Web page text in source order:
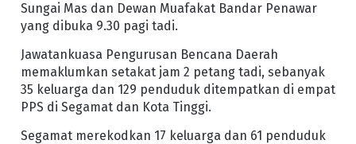
Sungai Mas dan Dewan Muafakat Bandar Penawar
yang dibuka 9.30 pagi tadi.
Jawatankuasa Pengurusan Bencana Daerah
memaklumkan setakat jam 2 petang tadi, sebanyak
35 keluarga dan 129 penduduk ditempatkan di empat
PPS di Segamat dan Kota Tinggi.
Segamat merekodkan 17 keluarga dan 61 penduduk